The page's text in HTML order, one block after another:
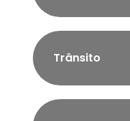
Trânsito